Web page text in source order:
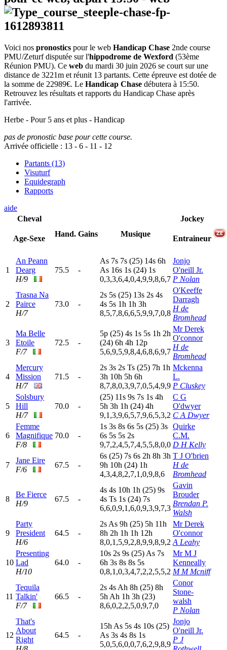
Voici nos pronostics pour le web Handicap Chase 2nde course
PMU/Zeturf disputée sur l'hippodrome de Wexford (53ème
Réunion PMU). Ce web du mardi 30 juin 2026 se court sur une
distance de 3221m et réunit 13 partants. Cette épreuve est dotée de
la somme de 22989€. Le Handicap Chase débutera à 15:50.
Retrouvez les résultats et rapports du Handicap Chase après
l'arrivée.
Herbe - Pour 5 ans et plus - Handicap
pas de pronostic base pour cette course.
Arrivée officielle : 13 - 6 - 11 - 12
Partants (13)
Visuturf
Equidegraph
Rapports
aide
Cheval
Age-Sexe
Hand. Gains Musique
Jockey
Entraineur
1
An Peann
Dearg
H/9
75.5 -
As 7s 7s (25) 14s 6h
As 16s 1s (24) 1s
0,3,3,6,4,0,4,9,9,8,6,7
Jonjo
O'neill Jr.
P Nolan
2
Trasna Na
Pairce
H/7
73.0 -
2s 5s (25) 13s 2s 4s
4s 5s 1h 1h 3h
8,5,7,8,6,6,5,9,9,7,0,8
O'Keeffe
Darragh
H de
Bromhead
3
Ma Belle
Etoile
F/7
72.5 -
5p (25) 4s 1s 5s 1h 2h
(24) 6h 4h 12p
5,6,9,5,9,8,4,6,8,6,9,7
Mr Derek
O'connor
H de
Bromhead
4
Mercury
Mission
H/7
71.5 -
2s 3s 2s Ts (25) 7h 1h
3h 10h 5h 6h
8,7,8,0,3,9,7,0,5,4,9,9
Mckenna
L.
P Cluskey
5
Solsbury
Hill
H/7
70.0 -
(25) 11s 9s 7s 1s 4h
5h 3h 1h (24) 4h
9,1,3,9,6,5,7,9,6,5,3,2
C G
O'dwyer
C A Dwyer
6
Femme
Magnifique
F/8
70.0 -
1s 3s 8s 6s 5s (25) 3s
6s 5s 5s 2s
9,7,2,4,5,7,4,5,5,8,0,0
Quirke
C.M.
D H Kelly
7
Jane Eire
F/6
67.5 -
6s (25) 7s 6s 2h 8h 3h
9h 10h (24) 1h
4,3,4,8,2,7,1,0,9,8,6
T J O'brien
H de
Bromhead
8
Be Fierce
H/9
67.5 -
4s 4s 10h 1h (25) 9s
4s Ts 1s (24) 7s
6,6,0,9,1,6,0,9,3,9,7,3
Gavin
Brouder
Brendan P.
Walsh
9
Party
President
H/6
64.5 -
2s As 9h (25) 5h 11h
8h 2h 1h 1h 12h
8,0,1,5,9,2,8,9,9,8,9,2
Mr Derek
O'connor
A Leahy
10
Presenting
Lad
H/10
64.0 -
10s 2s 9s (25) As 7s
6h 3s 8s 8s 5s
0,8,1,0,3,4,7,2,2,5,5,2
Mr M J
Kenneally
M M Mcniff
11
Tequila
Talkin'
F/7
66.5 -
2s 4s Ah 8h (25) 8h
5h Ah 1h 3h (23)
8,6,0,2,2,5,0,9,7,0
Conor
Stone-
walsh
P Nolan
12
That's
About
Right
64.5 -
15h As 5s 4s 10s (25)
As 3s 4s 8s 1s
5,0,5,6,0,0,7,6,2,9,8,9
Jonjo
O'neill Jr.
P J